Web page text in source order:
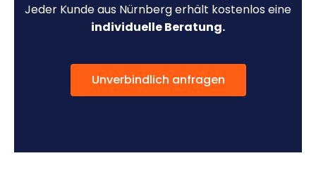
Jeder Kunde aus Nürnberg erhält kostenlos eine
individuelle Beratung.
Unverbindlich anfragen